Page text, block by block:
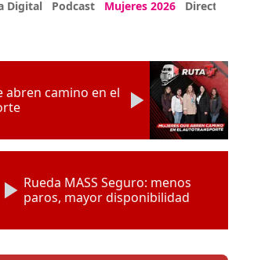
Digital Podcast Mujeres 2026 Directorio Expo
abren camino en el
Rueda MASS Seguro: menos
paros, mayor disponibilidad